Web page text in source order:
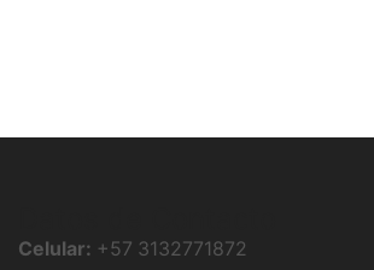
Celular: +57 3132771872